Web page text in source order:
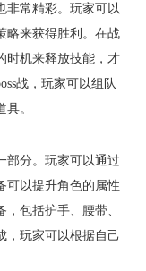
非常精彩。玩家可以
略来获得胜利。在战
时机来释放技能，才
战，玩家可以组队
。
部分。玩家可以通过
可以提升角色的属性
包括护手、腰带、
，玩家可以根据自己